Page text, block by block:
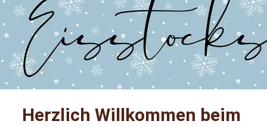
Herzlich Willkommen beim